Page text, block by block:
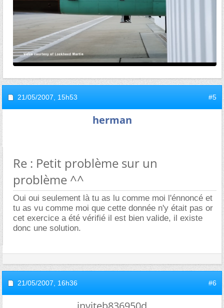
21/05/2007, 15h53 #5
herman
Re : Petit problème sur un
problème ^^
Oui oui seulement là tu as lu comme moi l'énnoncé et
tu as vu comme moi que cette donnée n'y était pas or
cet exercice a été vérifié il est bien valide, il existe
donc une solution.
21/05/2007, 16h36 #6